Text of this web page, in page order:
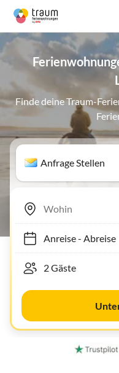
Finde deine Traum-
Anfrage Stellen
Anreise- Abreise